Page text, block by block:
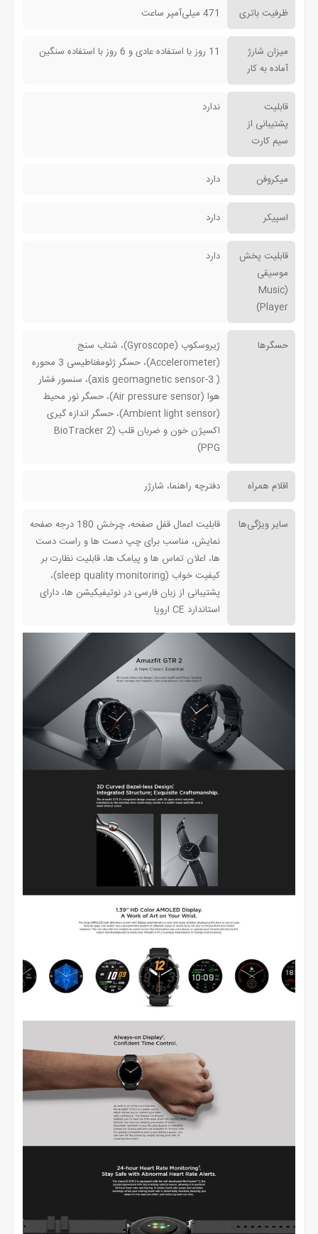
ظرفیت باتری 471 میلی‌آمپر ساعت
میزان شارژ
آماده به کار
11 روز با استفاده عادی و 6 روز با استفاده سنگین
قابلیت
پشتیبانی از
سیم کارت
ندارد
میکروفن دارد
اسپیکر دارد
قابلیت پخش
موسیقی
(Music
Player)
دارد
حسگرها
ژیروسکوپ (Gyroscope)، شتاب سنج
(Accelerometer)، حسگر ژئومغناطیسی 3 محوره
( 3-axis geomagnetic sensor)، سنسور فشار
هوا (Air pressure sensor)، حسگر نور محیط
(Ambient light sensor)، حسگر اندازه گیری
اکسیژن خون و ضربان قلب (BioTracker 2
PPG)
اقلام همراه دفترچه راهنما، شارژر
سایر ویژگی‌ها
قابلیت اعمال قفل صفحه، چرخش 180 درجه صفحه
نمایش، مناسب برای چپ دست ها و راست دست
ها، اعلان تماس ها و پیامک ها، قابلیت نظارت بر
کیفیت خواب (sleep quality monitoring)،
پشتیبانی از زبان فارسی در نوتیفیکیشن ها، دارای
استاندارد CE اروپا